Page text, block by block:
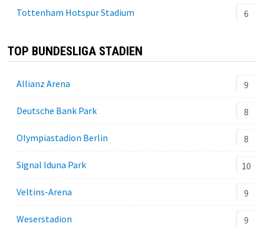
Tottenham Hotspur Stadium 6
TOP BUNDESLIGA STADIEN
Allianz Arena 9
Deutsche Bank Park 8
Olympiastadion Berlin 8
Signal Iduna Park 10
Veltins-Arena 9
Weserstadion 9